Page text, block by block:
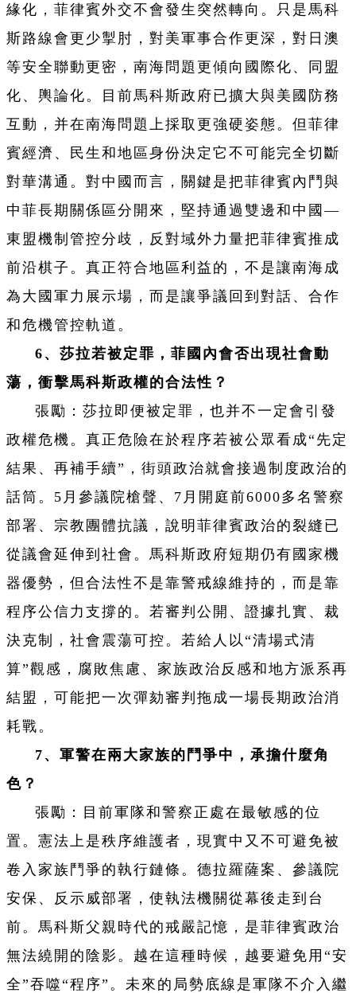
緣化，菲律賓外交不會發生突然轉向。只是馬科
斯路線會更少掣肘，對美軍事合作更深，對日澳
等安全聯動更密，南海問題更傾向國際化、同盟
化、輿論化。目前馬科斯政府已擴大與美國防務
互動，并在南海問題上採取更強硬姿態。但菲律
賓經濟、民生和地區身份決定它不可能完全切斷
對華溝通。對中國而言，關鍵是把菲律賓內鬥與
中菲長期關係區分開來，堅持通過雙邊和中國—
東盟機制管控分歧，反對域外力量把菲律賓推成
前沿棋子。真正符合地區利益的，不是讓南海成
為大國軍力展示場，而是讓爭議回到對話、合作
和危機管控軌道。
6、莎拉若被定罪，菲國內會否出現社會動
蕩，衝擊馬科斯政權的合法性？
張勵：莎拉即便被定罪，也并不一定會引發
政權危機。真正危險在於程序若被公眾看成“先定
結果、再補手續”，街頭政治就會接過制度政治的
話筒。5月參議院槍聲、7月開庭前6000多名警察
部署、宗教團體抗議，說明菲律賓政治的裂縫已
從議會延伸到社會。馬科斯政府短期仍有國家機
器優勢，但合法性不是靠警戒線維持的，而是靠
程序公信力支撐的。若審判公開、證據扎實、裁
決克制，社會震蕩可控。若給人以“清場式清
算”觀感，腐敗焦慮、家族政治反感和地方派系再
結盟，可能把一次彈劾審判拖成一場長期政治消
耗戰。
7、軍警在兩大家族的鬥爭中，承擔什麼角
色？
張勵：目前軍隊和警察正處在最敏感的位
置。憲法上是秩序維護者，現實中又不可避免被
卷入家族鬥爭的執行鏈條。德拉羅薩案、參議院
安保、反示威部署，使執法機關從幕後走到台
前。馬科斯父親時代的戒嚴記憶，是菲律賓政治
無法繞開的陰影。越在這種時候，越要避免用“安
全”吞噬“程序”。未來的局勢底線是軍隊不介入繼